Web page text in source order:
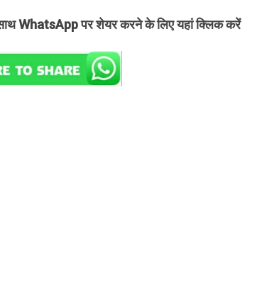
WhatsApp पर शेयर करने के लिए यहां क्लिक करें